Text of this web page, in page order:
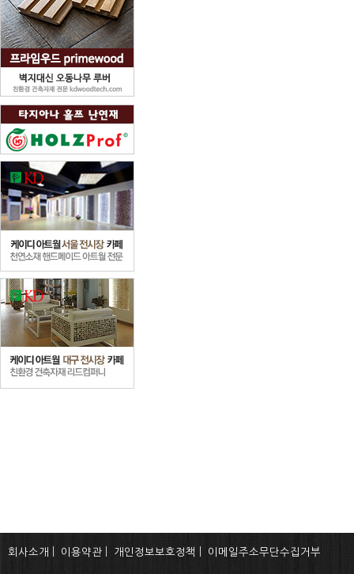
회사소개 이용약관 개인정보보호정책 이메일주소무단수집거부